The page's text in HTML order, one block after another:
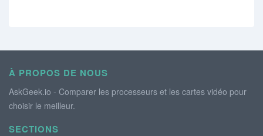
À PROPOS DE NOUS
AskGeek.io - Comparer les processeurs et les cartes vidéo pour
choisir le meilleur.
SECTIONS